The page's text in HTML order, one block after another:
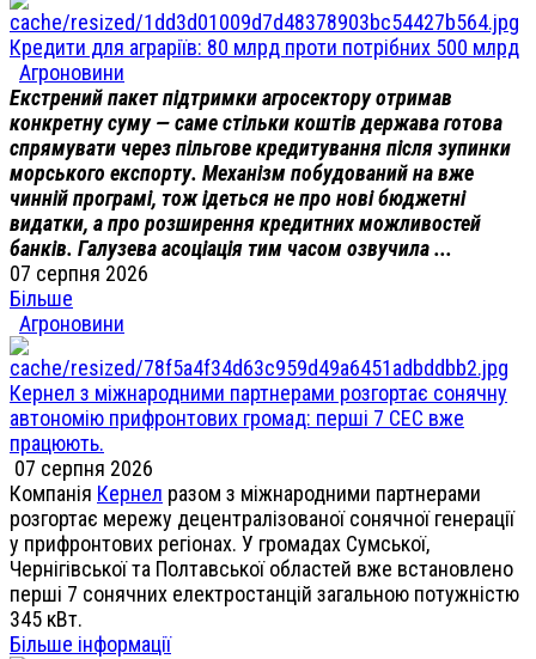
Кредити для аграріїв: 80 млрд проти потрібних 500 млрд
Агроновини
Екстрений пакет підтримки агросектору отримав
конкретну суму — саме стільки коштів держава готова
спрямувати через пільгове кредитування після зупинки
морського експорту. Механізм побудований на вже
чинній програмі, тож ідеться не про нові бюджетні
видатки, а про розширення кредитних можливостей
банків. Галузева асоціація тим часом озвучила ...
07 серпня 2026
Більше
Агроновини
Кернел з міжнародними партнерами розгортає сонячну
автономію прифронтових громад: перші 7 СЕС вже
працюють.
07 серпня 2026
Компанія Кернел разом з міжнародними партнерами
розгортає мережу децентралізованої сонячної генерації
у прифронтових регіонах. У громадах Сумської,
Чернігівської та Полтавської областей вже встановлено
перші 7 сонячних електростанцій загальною потужністю
345 кВт.
Більше інформації